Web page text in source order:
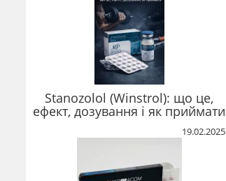
Stanozolol (Winstrol): що це,
ефект, дозування і як приймати
19.02.2025